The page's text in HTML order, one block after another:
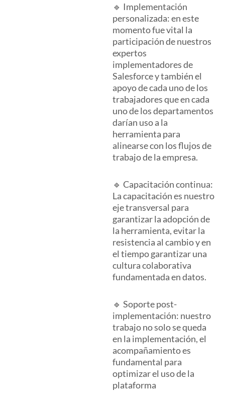
🔹 Implementación
personalizada: en este
momento fue vital la
participación de nuestros
expertos
implementadores de
Salesforce y también el
apoyo de cada uno de los
trabajadores que en cada
uno de los departamentos
darían uso a la
herramienta para
alinearse con los flujos de
trabajo de la empresa.
🔹 Capacitación continua:
La capacitación es nuestro
eje transversal para
garantizar la adopción de
la herramienta, evitar la
resistencia al cambio y en
el tiempo garantizar una
cultura colaborativa
fundamentada en datos.
🔹 Soporte post-
implementación: nuestro
trabajo no solo se queda
en la implementación, el
acompañamiento es
fundamental para
optimizar el uso de la
plataforma